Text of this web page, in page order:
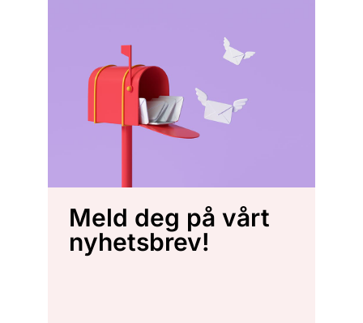
Meld deg på vårt
nyhetsbrev!